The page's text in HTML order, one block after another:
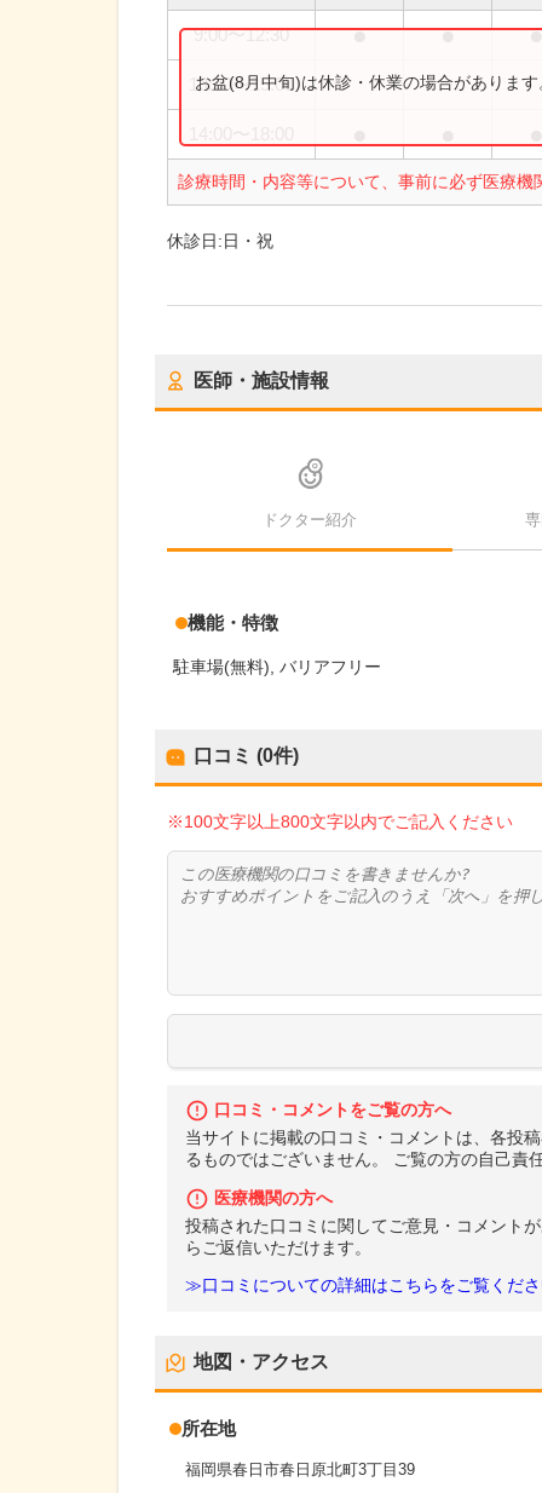
9:00〜12:30 ● ●
13:30〜15:00
診療時間・内容等について、事前に必ず医療機
お盆(8月中旬)は休診・休業の場合がありま
休診日:日・祝
医師・施設情報
ドクター紹介
機能・特徴
駐車場(無料) バリアフリー
口コミ (0件)
※100文字以上800文字以内でご記入ください
口コミ・コメントをご覧の方へ
当サイトに掲載の口コミ・コメントは、各投
るものではございません。 ご覧の方の自己責
医療機関の方へ
投稿された口コミに関してご意見・コメント
らご返信いただけます。
≫口コミについての詳細はこちらをご覧くださ
地図・アクセス
所在地
福岡県春日市春日原北町3丁目39